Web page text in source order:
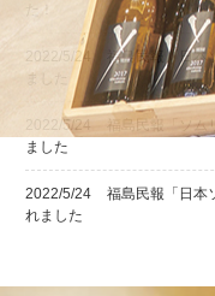
た！
2022/5/24
福島民報「日
ました
2022/5/24
福島民報「ソム
ました
2022/5/24
福島民報「日本
れました